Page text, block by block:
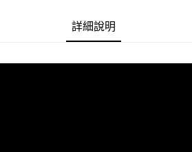
ATM付款
詳細說明